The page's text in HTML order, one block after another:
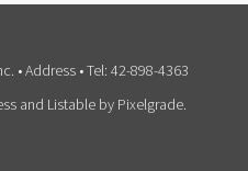
• Address • Tel: 42-898-4363
and Listable by Pixelgrade.